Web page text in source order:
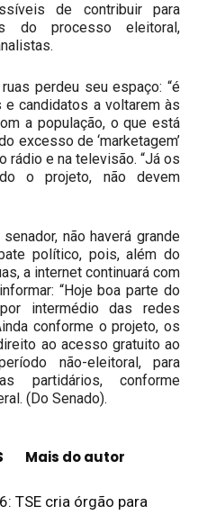
de contribuir para
do processo eleitoral,
perdeu seu espaço: “é
candidatos a voltarem às
a população, o que está
excesso de ‘marketagem’
rádio e na televisão. “Já os
o projeto, não devem
não haverá grande
político, pois, além do
a internet continuará com
“Hoje boa parte do
intermédio das redes
conforme o projeto, os
ao acesso gratuito ao
não-eleitoral, para
partidários, conforme
(Do Senado).
Mais do autor
TSE cria órgão para